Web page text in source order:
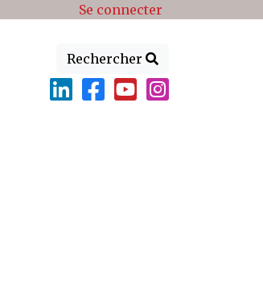
Se connecter
Rechercher